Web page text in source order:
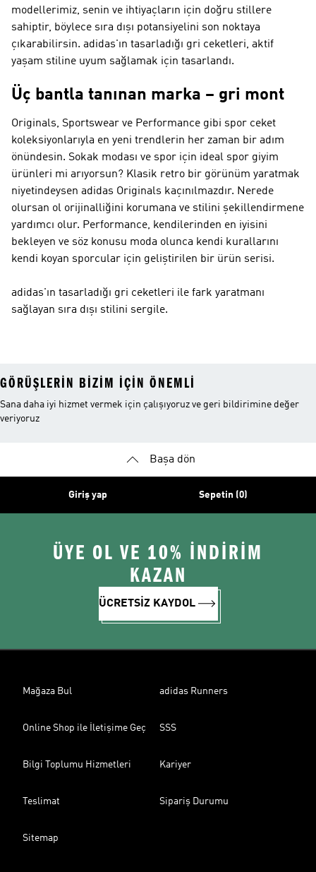
modellerimiz, senin ve ihtiyaçların için doğru stillere
sahiptir, böylece sıra dışı potansiyelini son noktaya
çıkarabilirsin. adidas'ın tasarladığı gri ceketleri, aktif
yaşam stiline uyum sağlamak için tasarlandı.
Üç bantla tanınan marka – gri mont
Originals, Sportswear ve Performance gibi spor ceket
koleksiyonlarıyla en yeni trendlerin her zaman bir adım
önündesin. Sokak modası ve spor için ideal spor giyim
ürünleri mi arıyorsun? Klasik retro bir görünüm yaratmak
niyetindeysen adidas Originals kaçınılmazdır. Nerede
olursan ol orijinalliğini korumana ve stilini şekillendirmene
yardımcı olur. Performance, kendilerinden en iyisini
bekleyen ve söz konusu moda olunca kendi kurallarını
kendi koyan sporcular için geliştirilen bir ürün serisi.
adidas'ın tasarladığı gri ceketleri ile fark yaratmanı
sağlayan sıra dışı stilini sergile.
GÖRÜŞLERIN BIZIM IÇIN ÖNEMLI
Sana daha iyi hizmet vermek için çalışıyoruz ve geri bildirimine değer
veriyoruz
Başa dön
Giriş yap Sepetin (0)
ÜYE OL VE 10% İNDİRİM
KAZAN
ÜCRETSİZ KAYDOL
Mağaza Bul adidas Runners
Online Shop ile İletişime Geç SSS
Bilgi Toplumu Hizmetleri Kariyer
Teslimat Sipariş Durumu
Sitemap